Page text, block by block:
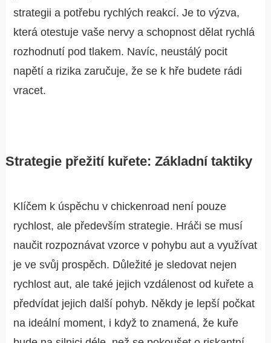
strategii a potřebu rychlých reakcí. Je to výzva,
která otestuje vaše nervy a schopnost dělat rychlá
rozhodnutí pod tlakem. Navíc, neustálý pocit
napětí a rizika zaručuje, že se k hře budete rádi
vracet.
Strategie přežití kuřete: Základní taktiky
Klíčem k úspěchu v chickenroad není pouze
rychlost, ale především strategie. Hráči se musí
naučit rozpoznávat vzorce v pohybu aut a využívat
je ve svůj prospěch. Důležité je sledovat nejen
rychlost aut, ale také jejich vzdálenost od kuřete a
předvídat jejich další pohyb. Někdy je lepší počkat
na ideální moment, i když to znamená, že kuře